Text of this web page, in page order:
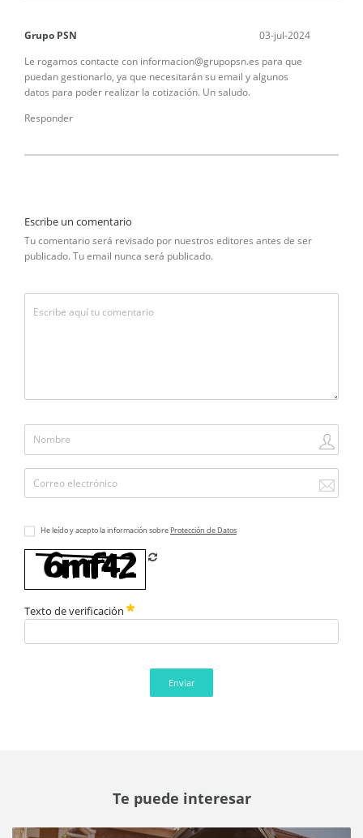
Grupo PSN 03-jul-2024
Le rogamos contacte con informacion@grupopsn.es para que
puedan gestionarlo, ya que necesitarán su email y algunos
datos para poder realizar la cotización. Un saludo.
Responder
Escribe un comentario
Tu comentario será revisado por nuestros editores antes de ser
publicado. Tu email nunca será publicado.
He leído y acepto la información sobre Protección de Datos
Texto de verificación
Enviar
Te puede interesar